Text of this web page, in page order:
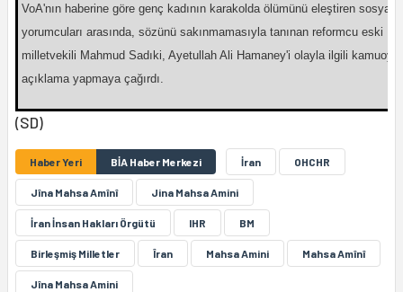
VoA'nın haberine göre genç kadının karakolda ölümünü eleştiren sosyal
yorumcuları arasında, sözünü sakınmamasıyla tanınan reformcu eski
milletvekili Mahmud Sadıki, Ayetullah Ali Hamaney'i olayla ilgili
açıklama yapmaya çağırdı.
(SD)
Haber Yeri BİA Haber Merkezi İran OHCHR
Jîna Mahsa Amînî Jina Mahsa Amini
İran İnsan Hakları Örgütü IHR BM
Birleşmiş Milletler Îran Mahsa Amini Mahsa Amînî
Jîna Mahsa Amini